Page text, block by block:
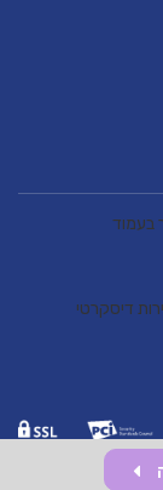
בעמוד
דיסקרטי